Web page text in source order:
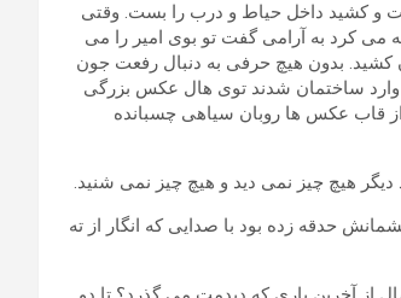
و کشید داخل حیاط و درب را بست. وقتی
می کرد به آرامی گفت تو بوی امیر را می
کشید. بدون هیچ حرفی به دنبال رفعت جون
وارد ساختمان شدند توی هال عکس بزرگی
از قاب عکس ها روبان سیاهی چسبانده
هیچ چیز نمی دید و هیچ چیز نمی شنید.
حدقه زده بود با صدایی که انگار از ته